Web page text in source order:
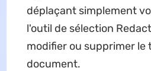
déplaçant simplement
l'outil de sélection
modifier ou supprimer le
document.